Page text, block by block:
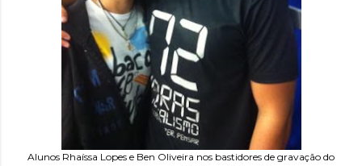
Alunos Rhaíssa Lopes e Ben Oliveira nos bastidores de gravação do